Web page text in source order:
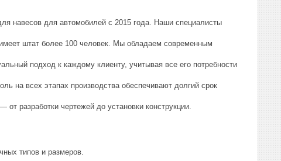
навесов для автомобилей с 2015 года. Наши специалисты
штат более 100 человек. Мы обладаем современным
подход к каждому клиенту, учитывая все его потребности
на всех этапах производства обеспечивают долгий срок
разработки чертежей до установки конструкции.
типов и размеров.